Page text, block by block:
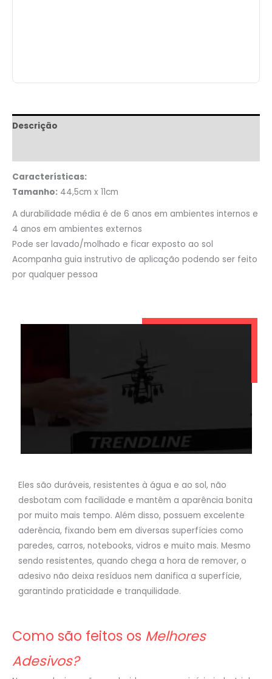
Descrição
Características:
Tamanho: 44,5cm x 11cm
A durabilidade média é de 6 anos em ambientes internos e
4 anos em ambientes externos
Pode ser lavado/molhado e ficar exposto ao sol
Acompanha guia instrutivo de aplicação podendo ser feito
por qualquer pessoa
Eles são duráveis, resistentes à água e ao sol, não
desbotam com facilidade e mantêm a aparência bonita
por muito mais tempo. Além disso, possuem excelente
aderência, fixando bem em diversas superfícies como
paredes, carros, notebooks, vidros e muito mais. Mesmo
sendo resistentes, quando chega a hora de remover, o
adesivo não deixa resíduos nem danifica a superfície,
garantindo praticidade e tranquilidade.
Como são feitos os Melhores
Adesivos?